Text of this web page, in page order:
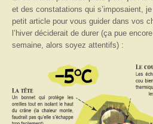
et des constatations qui s’imposaient,
petit article pour vous guider dans vos
l’hiver déciderait de durer (ça pue
semaine, alors soyez attentifs) :